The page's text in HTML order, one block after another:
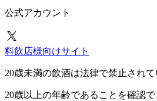
公式アカウント
料飲店様向けサイト
20歳未満の飲酒は法律で禁止され
20歳以上の年齢であることを確認